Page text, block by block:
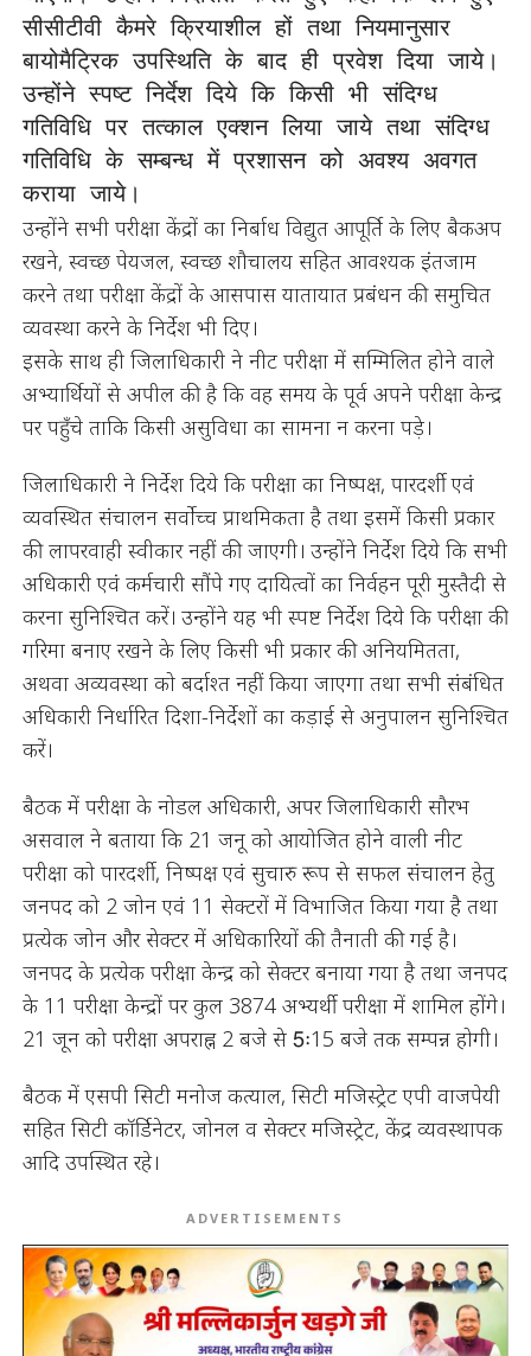
सीसीटीवी कैमरे क्रियाशील हों तथा नियमानुसार
बायोमैट्रिक उपस्थिति के बाद ही प्रवेश दिया जाये।
उन्होंने स्पष्ट निर्देश दिये कि किसी भी संदिग्ध
गतिविधि पर तत्काल एक्शन लिया जाये तथा संदिग्ध
गतिविधि के सम्बन्ध में प्रशासन को अवश्य अवगत
कराया जाये।
उन्होंने सभी परीक्षा केंद्रों का निर्बाध विद्युत आपूर्ति के लिए बैकअप
रखने, स्वच्छ पेयजल, स्वच्छ शौचालय सहित आवश्यक इंतजाम
करने तथा परीक्षा केंद्रों के आसपास यातायात प्रबंधन की समुचित
व्यवस्था करने के निर्देश भी दिए।
इसके साथ ही जिलाधिकारी ने नीट परीक्षा में सम्मिलित होने वाले
अभ्यार्थियों से अपील की है कि वह समय के पूर्व अपने परीक्षा केन्द्र
पर पहुँचे ताकि किसी असुविधा का सामना न करना पड़े।
जिलाधिकारी ने निर्देश दिये कि परीक्षा का निष्पक्ष, पारदर्शी एवं
व्यवस्थित संचालन सर्वोच्च प्राथमिकता है तथा इसमें किसी प्रकार
की लापरवाही स्वीकार नहीं की जाएगी। उन्होंने निर्देश दिये कि सभी
अधिकारी एवं कर्मचारी सौंपे गए दायित्वों का निर्वहन पूरी मुस्तैदी से
करना सुनिश्चित करें। उन्होंने यह भी स्पष्ट निर्देश दिये कि परीक्षा की
गरिमा बनाए रखने के लिए किसी भी प्रकार की अनियमितता,
अथवा अव्यवस्था को बर्दाश्त नहीं किया जाएगा तथा सभी संबंधित
अधिकारी निर्धारित दिशा-निर्देशों का कड़ाई से अनुपालन सुनिश्चित
करें।
बैठक में परीक्षा के नोडल अधिकारी, अपर जिलाधिकारी सौरभ
असवाल ने बताया कि 21 जनू को आयोजित होने वाली नीट
परीक्षा को पारदर्शी, निष्पक्ष एवं सुचारु रूप से सफल संचालन हेतु
जनपद को 2 जोन एवं 11 सेक्टरों में विभाजित किया गया है तथा
प्रत्येक जोन और सेक्टर में अधिकारियों की तैनाती की गई है।
जनपद के प्रत्येक परीक्षा केन्द्र को सेक्टर बनाया गया है तथा जनपद
के 11 परीक्षा केन्द्रों पर कुल 3874 अभ्यर्थी परीक्षा में शामिल होंगे।
21 जून को परीक्षा अपराह्न 2 बजे से 5ः15 बजे तक सम्पन्न होगी।
बैठक में एसपी सिटी मनोज कत्याल, सिटी मजिस्ट्रेट एपी वाजपेयी
सहित सिटी कॉर्डिनेटर, जोनल व सेक्टर मजिस्ट्रेट, केंद्र व्यवस्थापक
आदि उपस्थित रहे।
ADVERTISEMENTS